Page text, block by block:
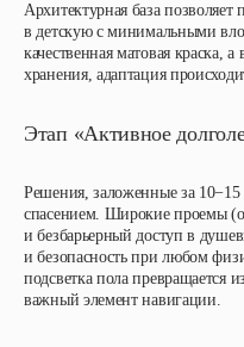
Архитектурная база позволяет
в детскую с минимальными
качественная матовая краска,
хранения, адаптация
Этап «Активное
Решения, заложенные за 10−15
спасением. Широкие проемы
и безбарьерный доступ в
и безопасность при любом
подсветка пола превращается
важный элемент навигации.